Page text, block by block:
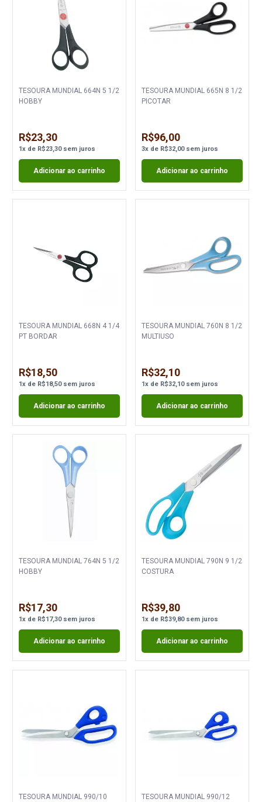
TESOURA MUNDIAL 664N 5 1/2
HOBBY
R$23,30
1x de R$23,30sem juros
Adicionar ao carrinho
TESOURA MUNDIAL 665N 8 1/2
PICOTAR
R$96,00
3xde R$32,00sem juros
Adicionar ao carrinho
TESOURA MUNDIAL 668N 4 1/4
PT BORDAR
R$18,50
1x de R$18,50sem juros
Adicionar ao carrinho
TESOURA MUNDIAL 760N 8 1/2
MULTIUSO
R$32,10
1xde R$32,10sem juros
Adicionar ao carrinho
TESOURA MUNDIAL 764N 5 1/2
HOBBY
R$17,30
1x de R$17,30sem juros
Adicionar ao carrinho
TESOURA MUNDIAL 790N 9 1/2
COSTURA
R$39,80
1xde R$39,80sem juros
Adicionar ao carrinho
TESOURA MUNDIAL 990/10
TESOURA MUNDIAL 990/12